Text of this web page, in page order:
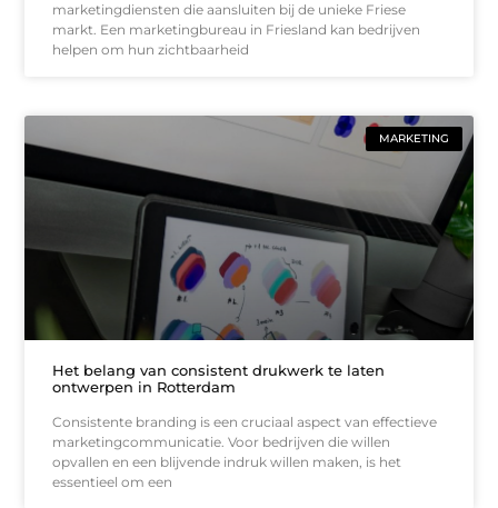
marketingdiensten die aansluiten bij de unieke Friese
markt. Een marketingbureau in Friesland kan bedrijven
helpen om hun zichtbaarheid
MARKETING
Het belang van consistent drukwerk te laten
ontwerpen in Rotterdam
Consistente branding is een cruciaal aspect van effectieve
marketingcommunicatie. Voor bedrijven die willen
opvallen en een blijvende indruk willen maken, is het
essentieel om een